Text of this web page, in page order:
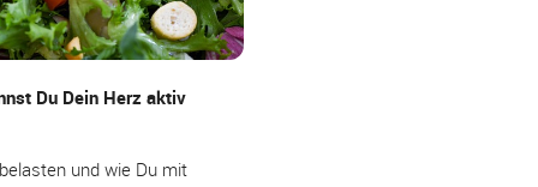
Du Dein Herz aktiv
und wie Du mit